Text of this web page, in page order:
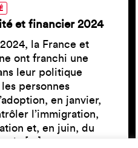
et financier 2024
la France et
ont franchi une
leur politique
personnes
en janvier,
l’immigration,
et, en juin, du